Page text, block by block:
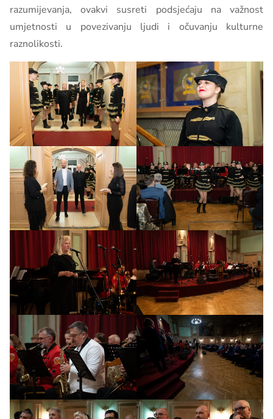
razumijevanja, ovakvi susreti podsjećaju na važnost
umjetnosti u povezivanju ljudi i očuvanju kulturne
raznolikosti.